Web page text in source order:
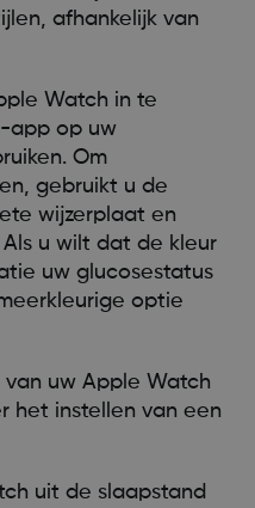
afhankelijk van
Watch in te
app op uw
Om
gebruikt u de
wijzerplaat en
u wilt dat de kleur
uw glucosestatus
optie
uw Apple Watch
het instellen van een
uit de slaapstand